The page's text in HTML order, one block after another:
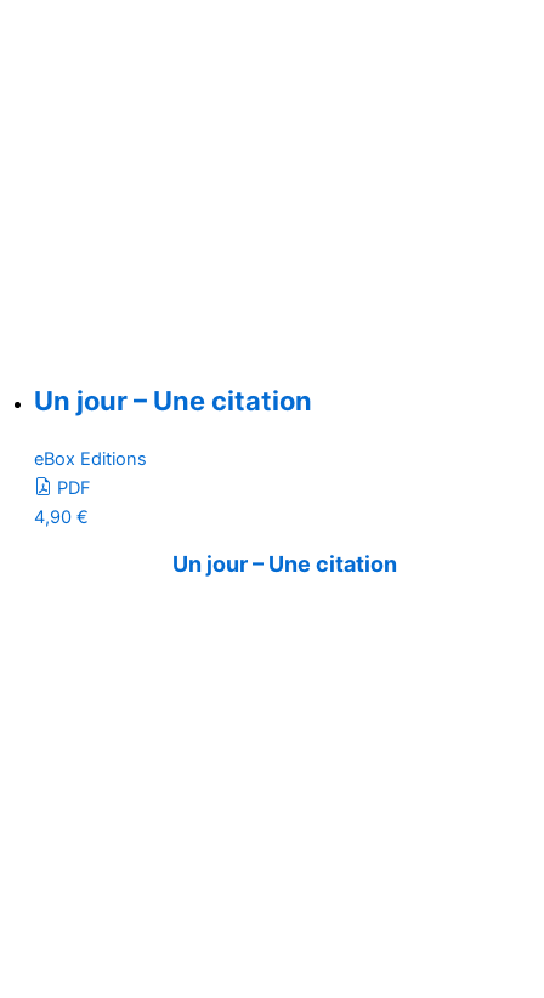
Un jour – Une citation
eBox Editions
PDF
4,90 €
Un jour – Une citation